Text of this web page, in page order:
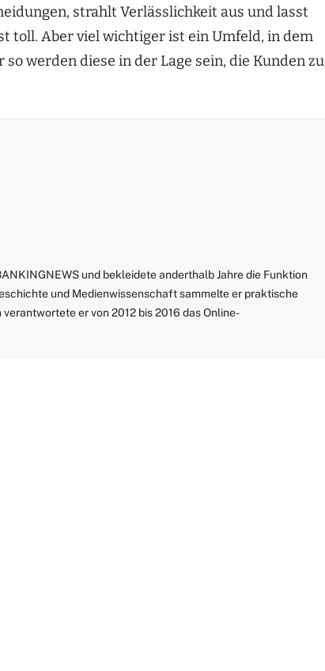
strahlt Verlässlichkeit aus und lasst
toll. Aber viel wichtiger ist ein Umfeld, in dem
werden diese in der Lage sein, die Kunden zu
und bekleidete anderthalb Jahre die Funktion
und Medienwissenschaft sammelte er praktische
er von 2012 bis 2016 das Online-